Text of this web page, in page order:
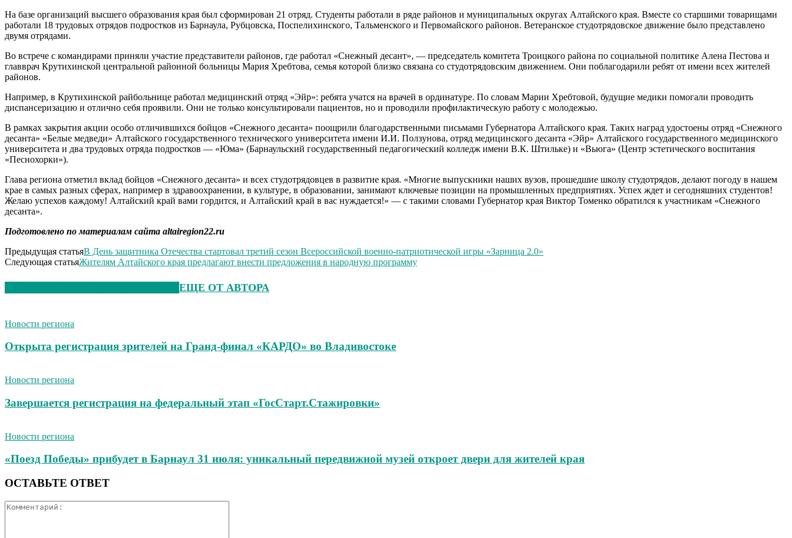
На базе организаций высшего образования края был сформирован 21 отряд. Студенты работали в ряде районов и муниципальных округах Алтайского края. Вместе со старшими товарищами
работали 18 трудовых отрядов подростков из Барнаула, Рубцовска, Поспелихинского, Тальменского и Первомайского районов. Ветеранское студотрядовское движение было представлено
двумя отрядами.
Во встрече с командирами приняли участие представители районов, где работал «Снежный десант», — председатель комитета Троицкого района по социальной политике Алена Пестова и
главврач Крутихинской центральной районной больницы Мария Хребтова, семья которой близко связана со студотрядовским движением. Они поблагодарили ребят от имени всех жителей
районов.
Например, в Крутихинской райбольнице работал медицинский отряд «Эйр»: ребята учатся на врачей в ординатуре. По словам Марии Хребтовой, будущие медики помогали проводить
диспансеризацию и отлично себя проявили. Они не только консультировали пациентов, но и проводили профилактическую работу с молодежью.
В рамках закрытия акции особо отличившихся бойцов «Снежного десанта» поощрили благодарственными письмами Губернатора Алтайского края. Таких наград удостоены отряд «Снежного
десанта» «Белые медведи» Алтайского государственного технического университета имени И.И. Ползунова, отряд медицинского десанта «Эйр» Алтайского государственного медицинского
университета и два трудовых отряда подростков — «Юма» (Барнаульский государственный педагогический колледж имени В.К. Штильке) и «Вьюга» (Центр эстетического воспитания
«Песнохорки»).
Глава региона отметил вклад бойцов «Снежного десанта» и всех студотрядовцев в развитие края. «Многие выпускники наших вузов, прошедшие школу студотрядов, делают погоду в нашем
крае в самых разных сферах, например в здравоохранении, в культуре, в образовании, занимают ключевые позиции на промышленных предприятиях. Успех ждет и сегодняшних студентов!
Желаю успехов каждому! Алтайский край вами гордится, и Алтайский край в вас нуждается!» — с такими словами Губернатор края Виктор Томенко обратился к участникам «Снежного
десанта».
Подготовлено по материалам сайта altairegion22.ru
Предыдущая статьяВ День защитника Отечества стартовал третий сезон Всероссийской военно-патриотической игры «Зарница 2.0»
Следующая статьяЖителям Алтайского края предлагают внести предложения в народную программу
ЕЩЕ ОТ АВТОРА
Новости региона
Открыта регистрация зрителей на Гранд-финал «КАРДО» во Владивостоке
Новости региона
Завершается регистрация на федеральный этап «ГосСтарт.Стажировки»
Новости региона
«Поезд Победы» прибудет в Барнаул 31 июля: уникальный передвижной музей откроет двери для жителей края
ОСТАВЬТЕ ОТВЕТ